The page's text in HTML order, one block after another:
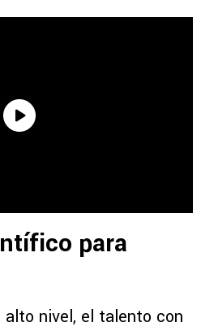
para
alto nivel, el talento con